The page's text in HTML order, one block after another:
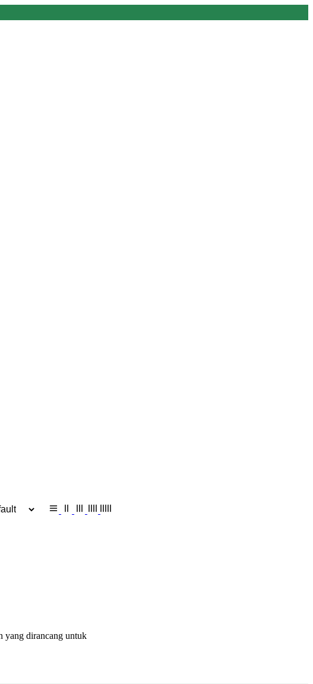
yang dirancang untuk